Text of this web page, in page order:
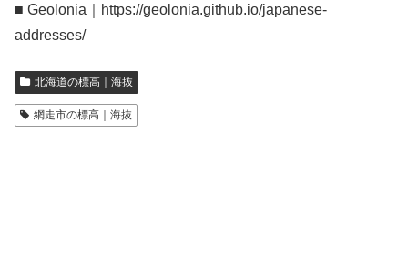
■ Geolonia｜https://geolonia.github.io/japanese-
addresses/
北海道の標高｜海抜
網走市の標高｜海抜